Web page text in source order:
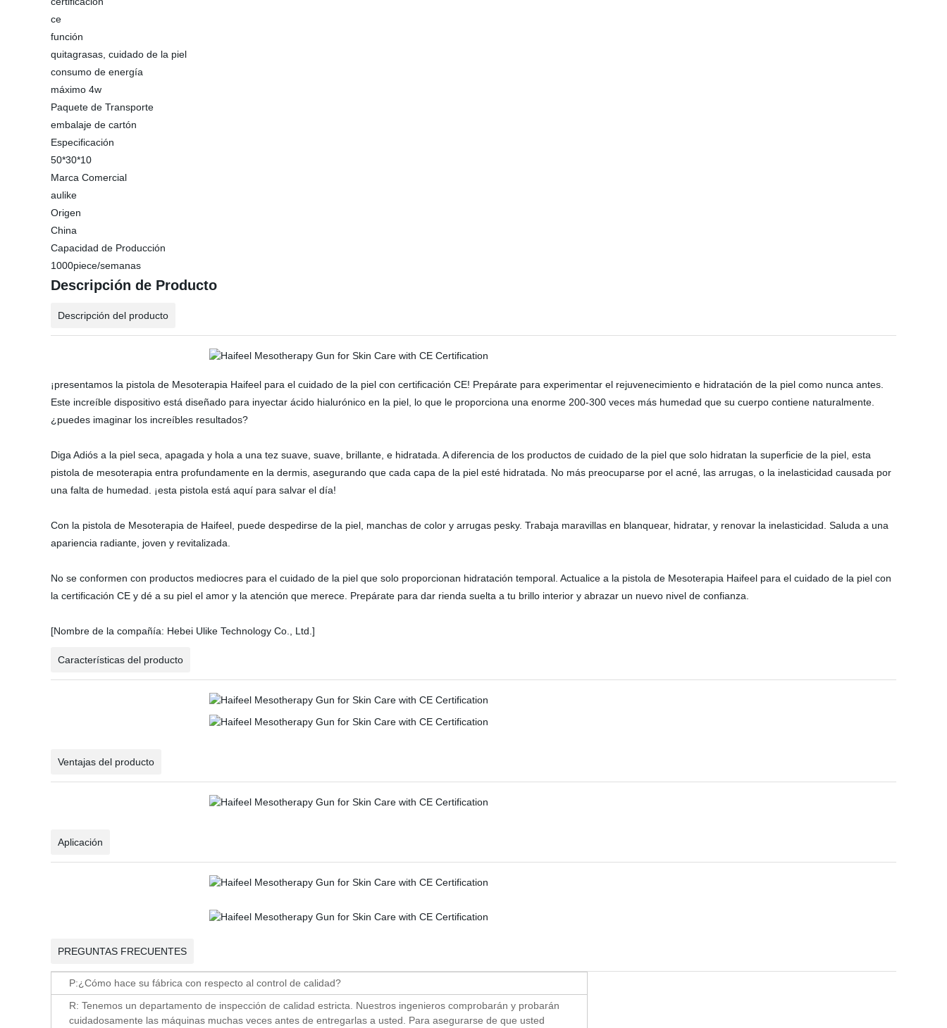
ce
función
quitagrasas, cuidado de la piel
consumo de energía
máximo 4w
Paquete de Transporte
embalaje de cartón
Especificación
50*30*10
Marca Comercial
aulike
Origen
China
Capacidad de Producción
1000piece/semanas
Descripción de Producto
Descripción del producto
¡presentamos la pistola de Mesoterapia Haifeel para el cuidado de la piel con certificación CE! Prepárate para experimentar el rejuvenecimiento e hidratación de la piel como nunca antes.
Este increíble dispositivo está diseñado para inyectar ácido hialurónico en la piel, lo que le proporciona una enorme 200-300 veces más humedad que su cuerpo contiene naturalmente.
¿puedes imaginar los increíbles resultados?
Diga Adiós a la piel seca, apagada y hola a una tez suave, suave, brillante, e hidratada. A diferencia de los productos de cuidado de la piel que solo hidratan la superficie de la piel, esta
pistola de mesoterapia entra profundamente en la dermis, asegurando que cada capa de la piel esté hidratada. No más preocuparse por el acné, las arrugas, o la inelasticidad causada por
una falta de humedad. ¡esta pistola está aquí para salvar el día!
Con la pistola de Mesoterapia de Haifeel, puede despedirse de la piel, manchas de color y arrugas pesky. Trabaja maravillas en blanquear, hidratar, y renovar la inelasticidad. Saluda a una
apariencia radiante, joven y revitalizada.
No se conformen con productos mediocres para el cuidado de la piel que solo proporcionan hidratación temporal. Actualice a la pistola de Mesoterapia Haifeel para el cuidado de la piel con
la certificación CE y dé a su piel el amor y la atención que merece. Prepárate para dar rienda suelta a tu brillo interior y abrazar un nuevo nivel de confianza.
[Nombre de la compañía: Hebei Ulike Technology Co., Ltd.]
Características del producto
Ventajas del producto
Aplicación
PREGUNTAS FRECUENTES
P:¿Cómo hace su fábrica con respecto al control de calidad?
R: Tenemos un departamento de inspección de calidad estricta. Nuestros ingenieros comprobarán y probarán
cuidadosamente las máquinas muchas veces antes de entregarlas a usted. Para asegurarse de que usted